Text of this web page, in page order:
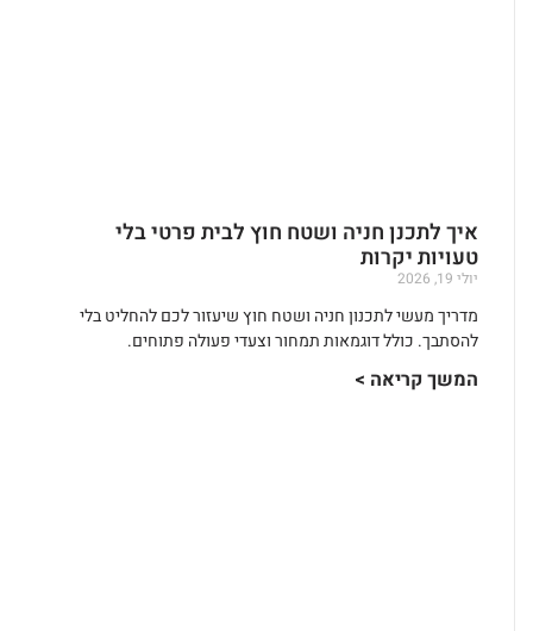
איך לתכנן חניה ושטח חוץ לבית פרטי בלי
טעויות יקרות
יולי 19, 2026
מדריך מעשי לתכנון חניה ושטח חוץ שיעזור לכם להחליט בלי
להסתבך. כולל דוגמאות תמחור וצעדי פעולה פתוחים.
המשך קריאה >